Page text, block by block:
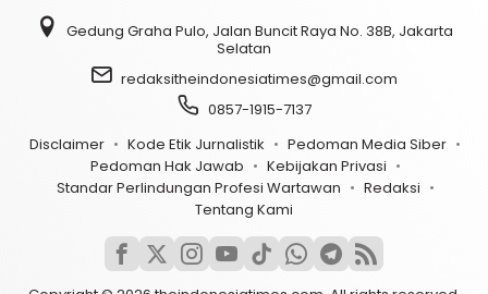
Gedung Graha Pulo, Jalan Buncit Raya No. 38B, Jakarta
Selatan
redaksitheindonesiatimes@gmail.com
0857-1915-7137
Disclaimer
Kode Etik Jurnalistik
Pedoman Media Siber
Pedoman Hak Jawab
Kebijakan Privasi
Standar Perlindungan Profesi Wartawan
Redaksi
Tentang Kami